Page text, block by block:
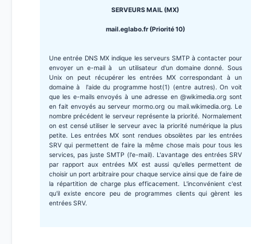
SERVEURS MAIL (MX)
mail.eglabo.fr (Priorité 10)
Une entrée DNS MX indique les serveurs SMTP à contacter pour
envoyer un e-mail à un utilisateur d'un domaine donné. Sous
Unix on peut récupérer les entrées MX correspondant à un
domaine à l'aide du programme host(1) (entre autres). On voit
que les e-mails envoyés à une adresse en @wikimedia.org sont
en fait envoyés au serveur mormo.org ou mail.wikimedia.org. Le
nombre précédent le serveur représente la priorité. Normalement
on est censé utiliser le serveur avec la priorité numérique la plus
petite. Les entrées MX sont rendues obsolètes par les entrées
SRV qui permettent de faire la même chose mais pour tous les
services, pas juste SMTP (l'e-mail). L'avantage des entrées SRV
par rapport aux entrées MX est aussi qu'elles permettent de
choisir un port arbitraire pour chaque service ainsi que de faire de
la répartition de charge plus efficacement. L'inconvénient c'est
qu'il existe encore peu de programmes clients qui gèrent les
entrées SRV.